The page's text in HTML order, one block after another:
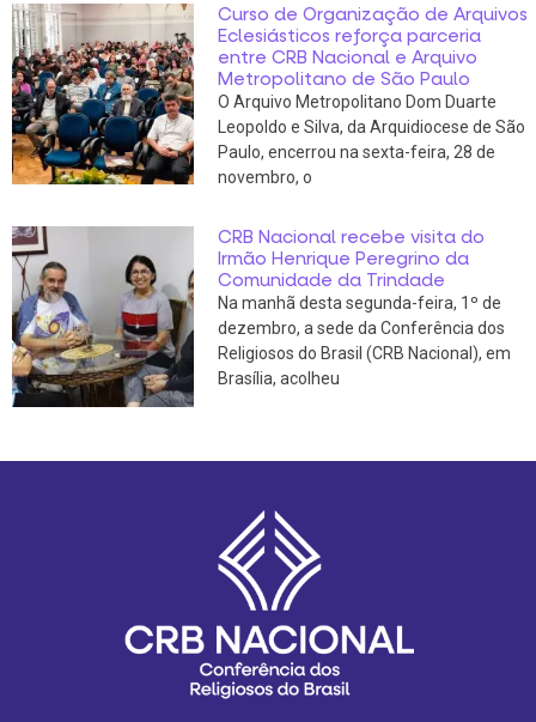
Curso de Organização de Arquivos
Eclesiásticos reforça parceria
entre CRB Nacional e Arquivo
Metropolitano de São Paulo
O Arquivo Metropolitano Dom Duarte
Leopoldo e Silva, da Arquidiocese de São
Paulo, encerrou na sexta-feira, 28 de
novembro, o
CRB Nacional recebe visita do
Irmão Henrique Peregrino da
Comunidade da Trindade
Na manhã desta segunda-feira, 1º de
dezembro, a sede da Conferência dos
Religiosos do Brasil (CRB Nacional), em
Brasília, acolheu